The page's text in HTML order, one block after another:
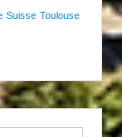
Suisse Toulouse